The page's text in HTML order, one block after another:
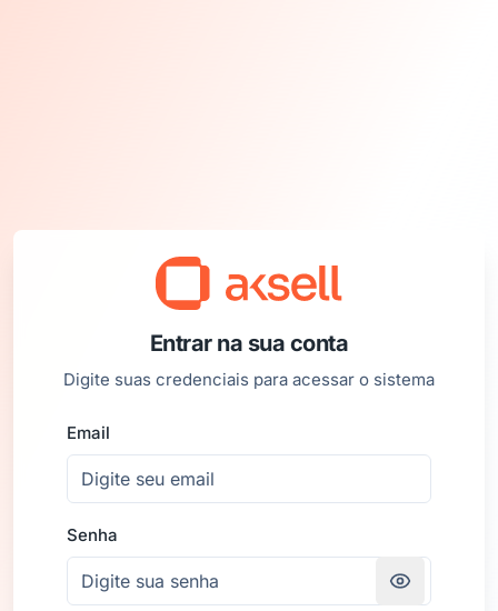
Entrar na sua conta
Digite suas credenciais para acessar o sistema
Email
Senha